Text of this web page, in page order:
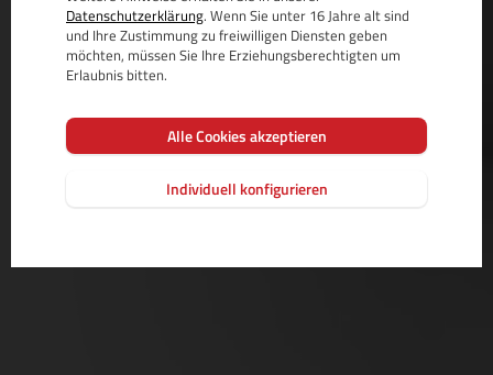
Datenschutzerklärung. Wenn Sie unter 16 Jahre alt sind
und Ihre Zustimmung zu freiwilligen Diensten geben
möchten, müssen Sie Ihre Erziehungsberechtigten um
Erlaubnis bitten.
Alle Cookies akzeptieren
Individuell konfigurieren
Administration.
MEHR